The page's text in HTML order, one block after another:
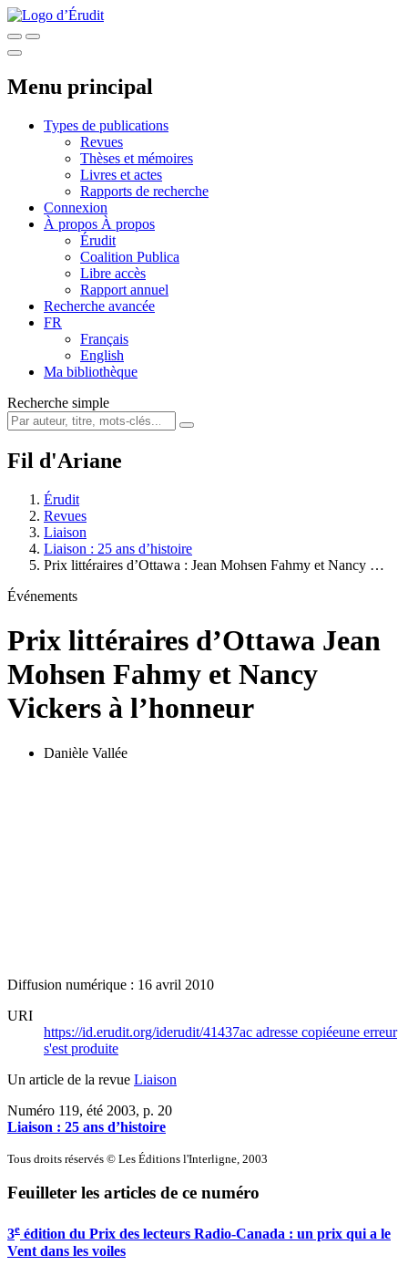
Menu principal
Types de publications
Revues
Thèses et mémoires
Livres et actes
Rapports de recherche
Connexion
À propos À propos
Érudit
Coalition Publica
Libre accès
Rapport annuel
Recherche avancée
FR
Français
English
Ma bibliothèque
Recherche simple
Fil d'Ariane
Érudit
Revues
Liaison
Liaison : 25 ans d’histoire
Prix littéraires d’Ottawa : Jean Mohsen Fahmy et Nancy …
Événements
Prix littéraires d’Ottawa Jean
Mohsen Fahmy et Nancy
Vickers à l’honneur
Danièle Vallée
Diffusion numérique : 16 avril 2010
URI
https://id.erudit.org/iderudit/41437ac adresse copiéeune erreur
s'est produite
Un article de la revue Liaison
Numéro 119, été 2003, p. 20
Liaison : 25 ans d’histoire
Tous droits réservés © Les Éditions l'Interligne, 2003
Feuilleter les articles de ce numéro
3e édition du Prix des lecteurs Radio-Canada : un prix qui a le
Vent dans les voiles